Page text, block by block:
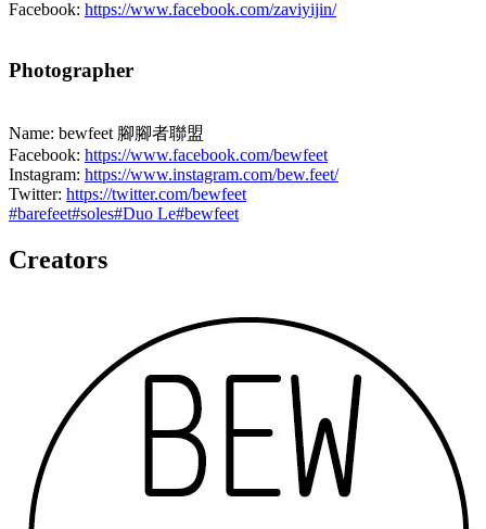
Facebook: https://www.facebook.com/zaviyijin/
Photographer
Name: bewfeet 腳腳者聯盟
Facebook: https://www.facebook.com/bewfeet
Instagram: https://www.instagram.com/bew.feet/
Twitter: https://twitter.com/bewfeet
#barefeet#soles#Duo Le#bewfeet
Creators